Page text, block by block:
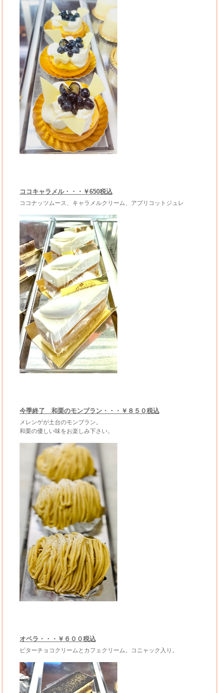
ココキャラメル・・・￥650税込
ココナッツムース、キャラメルクリーム、アプリコットジュレ
今季終了 和栗のモンブラン・・・￥８５０税込
メレンゲが土台のモンブラン。
和栗の優しい味をお楽しみ下さい。
オペラ・・・￥６００税込
ビターチョコクリームとカフェクリーム。コニャック入り。